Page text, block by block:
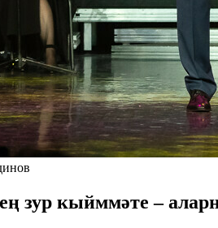
зур кыйммәте –